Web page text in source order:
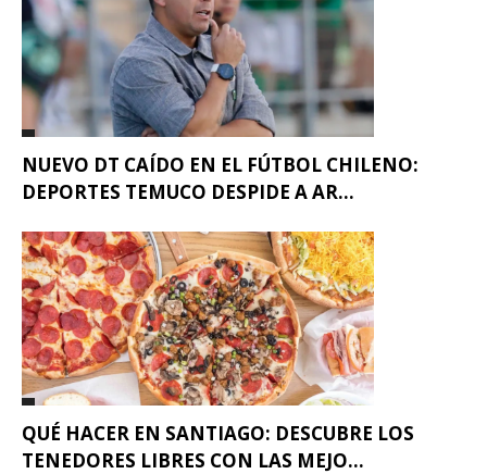
NUEVO DT CAÍDO EN EL FÚTBOL CHILENO:
DEPORTES TEMUCO DESPIDE A AR...
QUÉ HACER EN SANTIAGO: DESCUBRE LOS
TENEDORES LIBRES CON LAS MEJO...